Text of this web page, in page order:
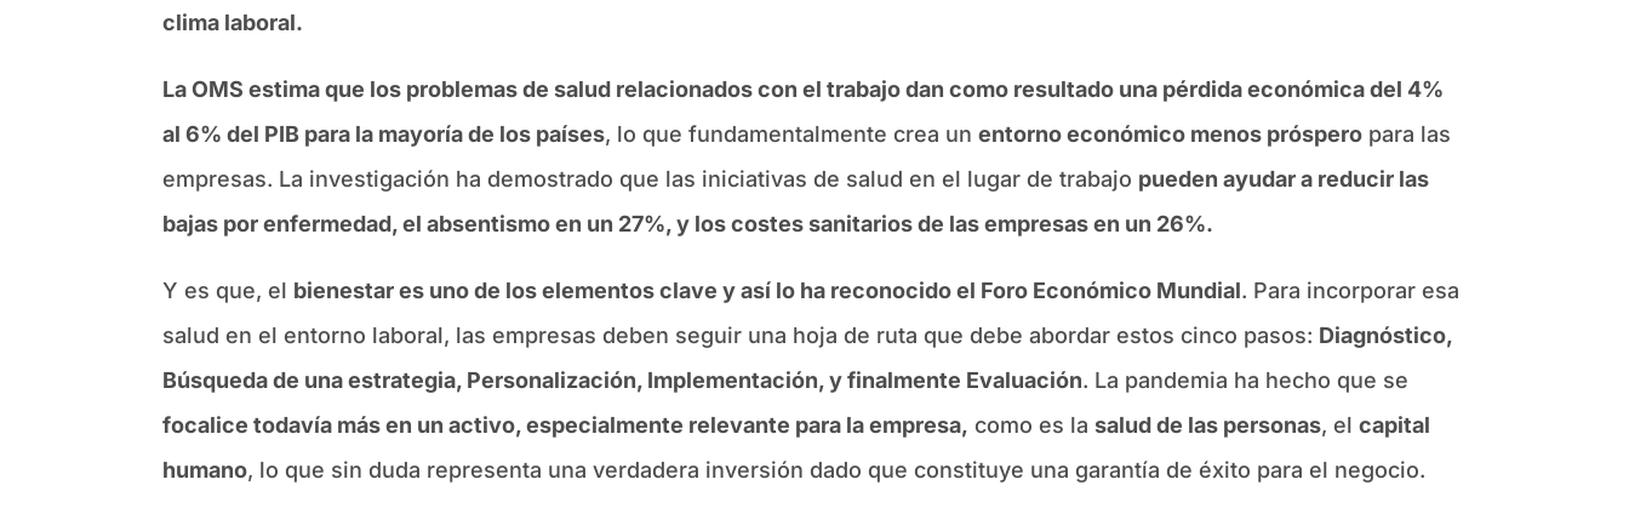
clima laboral.
La OMS estima que los problemas de salud relacionados con el trabajo dan como resultado una pérdida económica del 4%
al 6% del PIB para la mayoría de los países, lo que fundamentalmente crea unentorno económico menos próspero para las
empresas. La investigación ha demostrado que las iniciativas de salud en el lugar de trabajo pueden ayudar a reducir las
bajas por enfermedad, el absentismo en un 27%, y los costes sanitarios de las empresas en un 26%.
Y es que, el bienestar es uno de los elementos clave y así lo ha reconocido el Foro Económico Mundial. Para incorporar esa
salud en el entorno laboral, las empresas deben seguir una hoja de ruta que debe abordar estos cinco pasos: Diagnóstico,
Búsqueda de una estrategia, Personalización, Implementación, y finalmente Evaluación. La pandemia ha hecho que se
focalice todavía más en un activo, especialmente relevante para la empresa, como es lasalud de las personas, elcapital
humano, lo que sin duda representa una verdadera inversión dado que constituye una garantía de éxito para el negocio.